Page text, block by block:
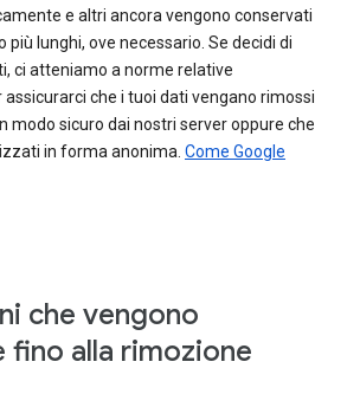
e altri ancora vengono conservati
più lunghi, ove necessario. Se decidi di
ci atteniamo a norme relative
che i tuoi dati vengano rimossi
modo sicuro dai nostri server oppure che
in forma anonima. Come Google
che vengono
fino alla rimozione